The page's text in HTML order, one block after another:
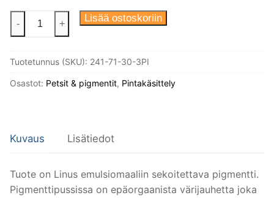
Pigmentti
Linus
maalille,
- + Lisää ostoskoriin
Tuotetunnus (SKU): 241-71-30-3PI
Osastot: Petsit & pigmentit, Pintakäsittely
Kuvaus Lisätiedot
Tuote on Linus emulsiomaaliin sekoitettava pigmentti.
Pigmenttipussissa on epäorgaanista värijauhetta joka